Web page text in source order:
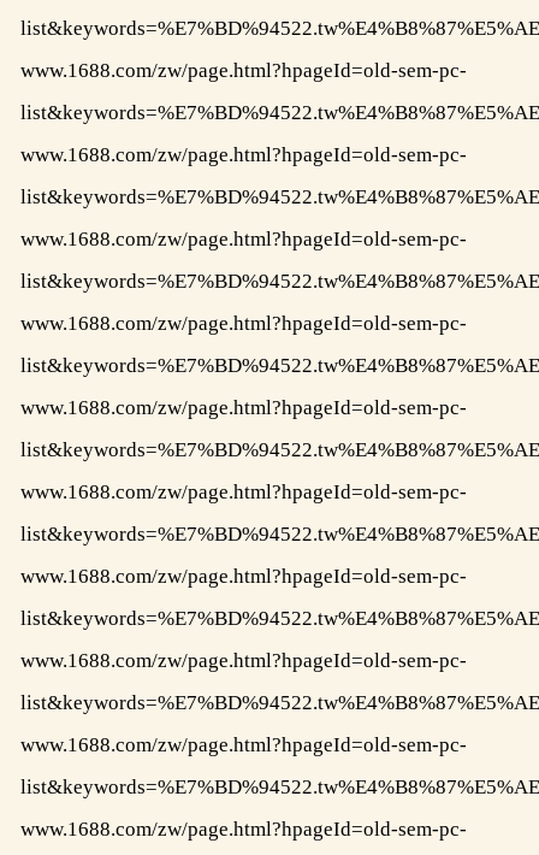
www.1688.com/zw/page.html?hpageId=old-sem-pc-
www.1688.com/zw/page.html?hpageId=old-sem-pc-
www.1688.com/zw/page.html?hpageId=old-sem-pc-
www.1688.com/zw/page.html?hpageId=old-sem-pc-
www.1688.com/zw/page.html?hpageId=old-sem-pc-
www.1688.com/zw/page.html?hpageId=old-sem-pc-
www.1688.com/zw/page.html?hpageId=old-sem-pc-
www.1688.com/zw/page.html?hpageId=old-sem-pc-
www.1688.com/zw/page.html?hpageId=old-sem-pc-
www.1688.com/zw/page.html?hpageId=old-sem-pc-